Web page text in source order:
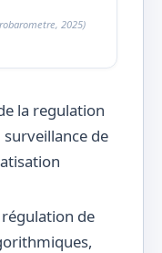
2025)
de